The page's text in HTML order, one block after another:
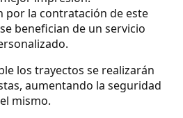
por la contratación de este
benefician de un servicio
los trayectos se realizarán
aumentando la seguridad
mismo.